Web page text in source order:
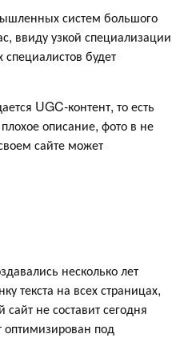
систем большого
ввиду узкой специализации
будет
UGC-контент, то есть
описание, фото в не
сайте может
несколько лет
текста на всех страницах,
не составит сегодня
оптимизирован под